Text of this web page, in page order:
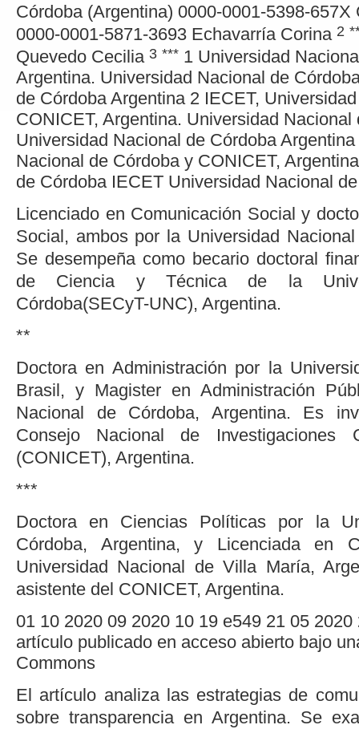
Córdoba (Argentina) 0000-0001-5398-657X
0000-0001-5871-3693 Echavarría Corina 2
Quevedo Cecilia 3 *** 1 Universidad
Argentina. Universidad Nacional de
de Córdoba Argentina 2 IECET,
CONICET, Argentina. Universidad Nacional
Universidad Nacional de Córdoba Argentina
Nacional de Córdoba y CONICET,
de Córdoba IECET Universidad Nacional
Licenciado en Comunicación Social y
Social, ambos por la Universidad
Se desempeña como becario doctoral
de Ciencia y Técnica de la
Córdoba(SECyT-UNC), Argentina.
**
Doctora en Administración por la
Brasil, y Magister en Administración
Nacional de Córdoba, Argentina. Es
Consejo Nacional de Investigaciones
(CONICET), Argentina.
***
Doctora en Ciencias Políticas por la
Córdoba, Argentina, y Licenciada en
Universidad Nacional de Villa María,
asistente del CONICET, Argentina.
01 10 2020 09 2020 10 19 e549 21 05 2020
artículo publicado en acceso abierto bajo
Commons
El artículo analiza las estrategias de
sobre transparencia en Argentina. Se